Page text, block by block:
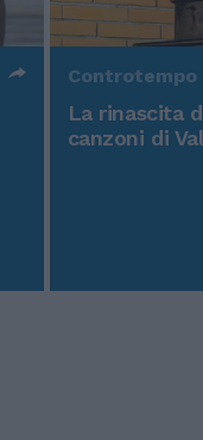
Controtempo
La rinascita
canzoni di